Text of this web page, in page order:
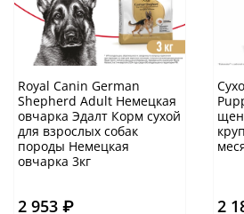
Royal Canin German
Shepherd Adult Немецкая
овчарка Эдалт Корм сухой
для взрослых собак
породы Немецкая
овчарка 3кг
2 953 ₽ 2